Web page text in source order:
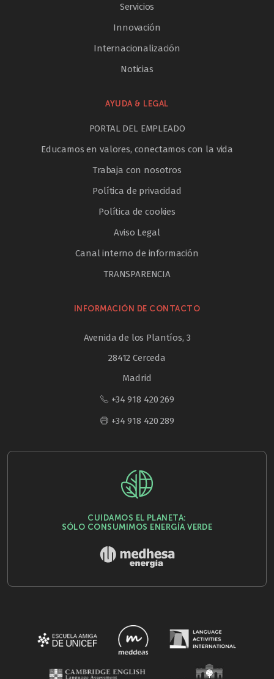
Servicios
Innovación
Internacionalización
Noticias
AYUDA & LEGAL
PORTAL DEL EMPLEADO
Educamos en valores, conectamos con la vida
Trabaja con nosotros
Política de privacidad
Política de cookies
Aviso Legal
Canal interno de información
TRANSPARENCIA
INFORMACIÓN DE CONTACTO
Avenida de los Plantíos, 3
28412 Cerceda
Madrid
+34 918 420 269
+34 918 420 289
CUIDAMOS EL PLANETA:
SÓLO CONSUMIMOS ENERGÍA VERDE